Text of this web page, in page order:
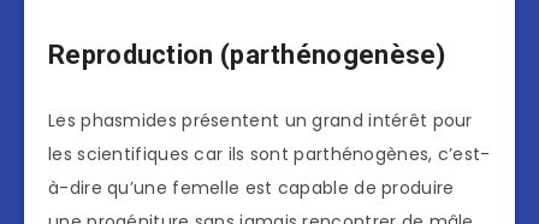
Reproduction (parthénogenèse)
Les phasmides présentent un grand intérêt pour
les scientifiques car ils sont parthénogènes, c’est-
à-dire qu’une femelle est capable de produire